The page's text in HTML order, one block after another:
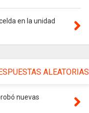
en la unidad
ALEATORIAS
nuevas